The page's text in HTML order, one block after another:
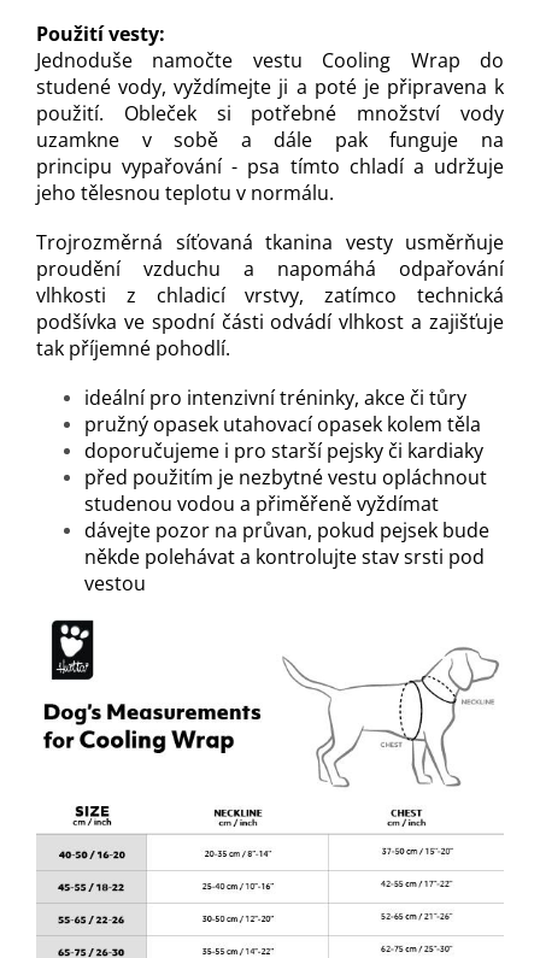
Použití vesty:
Jednoduše namočte vestu Cooling Wrap do
studené vody, vyždímejte ji a poté je připravena k
použití. Obleček si potřebné množství vody
uzamkne v sobě a dále pak funguje na
principu vypařování - psa tímto chladí a udržuje
jeho tělesnou teplotu v normálu.
Trojrozměrná síťovaná tkanina vesty usměrňuje
proudění vzduchu a napomáhá odpařování
vlhkosti z chladicí vrstvy, zatímco technická
podšívka ve spodní části odvádí vlhkost a zajišťuje
tak příjemné pohodlí.
ideální pro intenzivní tréninky, akce či tůry
pružný opasek utahovací opasek kolem těla
doporučujeme i pro starší pejsky či kardiaky
před použitím je nezbytné vestu opláchnout
studenou vodou a přiměřeně vyždímat
dávejte pozor na průvan, pokud pejsek bude
někde polehávat a kontrolujte stav srsti pod
vestou